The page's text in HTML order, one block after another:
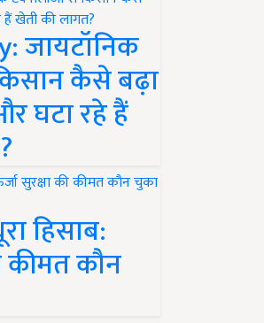
जायटॉनिक
कैसे बढ़ा
घटा रहे हैं
हिसाब:
कीमत कौन